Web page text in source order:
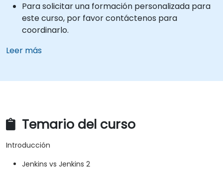
Para solicitar una formación personalizada para
este curso, por favor contáctenos para
coordinarlo.
Leer más
Temario del curso
Introducción
Jenkins vs Jenkins 2